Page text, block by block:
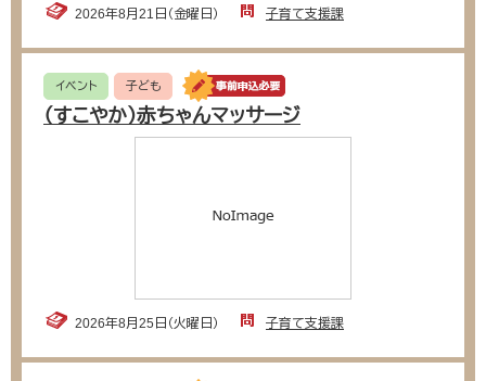
2026年8月21日（金曜日） 子育て支援課
イベント 子ども
（すこやか）赤ちゃんマッサージ
2026年8月25日（火曜日） 子育て支援課